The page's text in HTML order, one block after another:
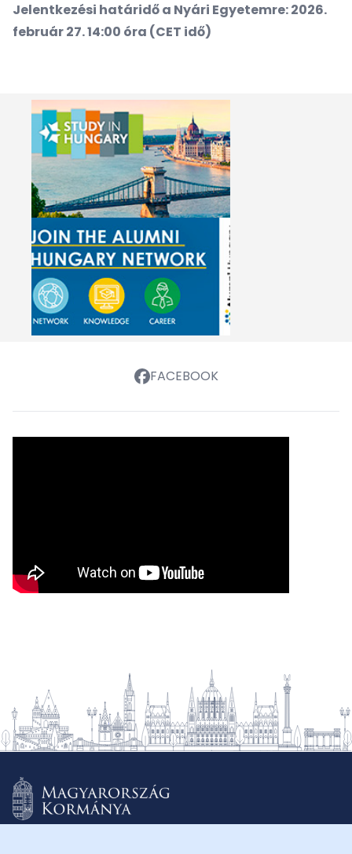
Jelentkezési határidő a Nyári Egyetemre: 2026.
február 27. 14:00 óra (CET idő)
FACEBOOK